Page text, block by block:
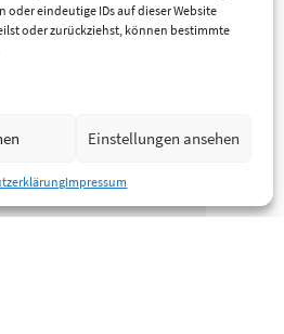
eindeutige IDs auf dieser Website
oder zurückziehst, können bestimmte
Einstellungen ansehen
Impressum